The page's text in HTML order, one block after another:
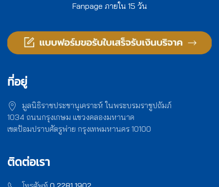
Fanpage ภายใน 15 วัน
ที่อยู่
มูลนิธิราชประชานุเคราะห์ ในพระบรมราชูปถัมภ์
1034 ถนนกรุงเกษม แขวงคลองมหานาค
เขตป้อมปราบศัตรูพ่าย กรุงเทพมหานคร 10100
ติดต่อเรา